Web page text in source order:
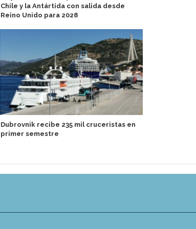
Chile y la Antártida con salida desde
Reino Unido para 2028
Dubrovnik recibe 235 mil cruceristas en
primer semestre